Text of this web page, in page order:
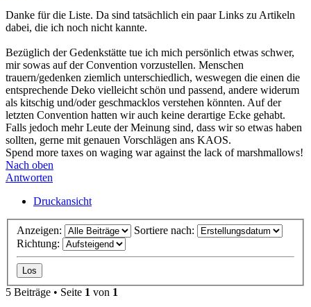
Danke für die Liste. Da sind tatsächlich ein paar Links zu Artikeln
dabei, die ich noch nicht kannte.
Bezüglich der Gedenkstätte tue ich mich persönlich etwas schwer,
mir sowas auf der Convention vorzustellen. Menschen
trauern/gedenken ziemlich unterschiedlich, weswegen die einen die
entsprechende Deko vielleicht schön und passend, andere widerum
als kitschig und/oder geschmacklos verstehen könnten. Auf der
letzten Convention hatten wir auch keine derartige Ecke gehabt.
Falls jedoch mehr Leute der Meinung sind, dass wir so etwas haben
sollten, gerne mit genauen Vorschlägen ans KAOS.
Spend more taxes on waging war against the lack of marshmallows!
Nach oben
Antworten
Druckansicht
Anzeigen:
Sortiere nach:
Richtung:
5 Beiträge • Seite 1 von 1